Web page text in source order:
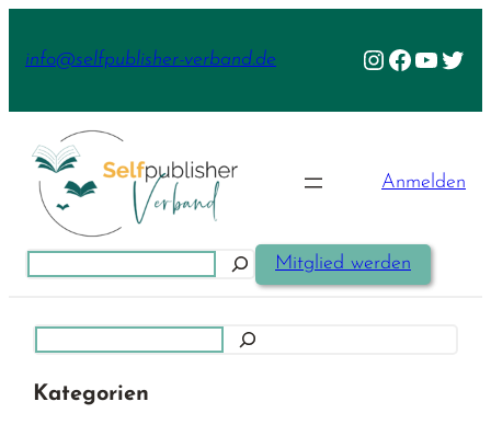
Inhalt
info@selfpublisher-verband.de Instagram
Facebook
Anmelden
Mitglied werden
Kategorien